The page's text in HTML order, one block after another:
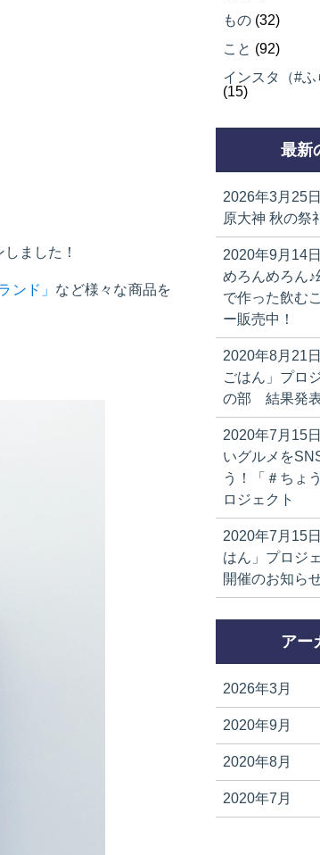
ました！
ンド」 など様々な商品を
もの (32)
こと (92)
インスタ（#ふ
(15)
最新
2026年3月25日
原大神 秋の祭
2020年9月14日
めろんめろん♪
で作った飲む
ー販売中！
2020年8月21日
ごはん」プロ
の部 結果発
2020年7月15日
いグルメを
う！「＃ちょ
ロジェクト
2020年7月15日
はん」プロジ
開催のお知ら
アー
2026年3月
2020年9月
2020年8月
2020年7月